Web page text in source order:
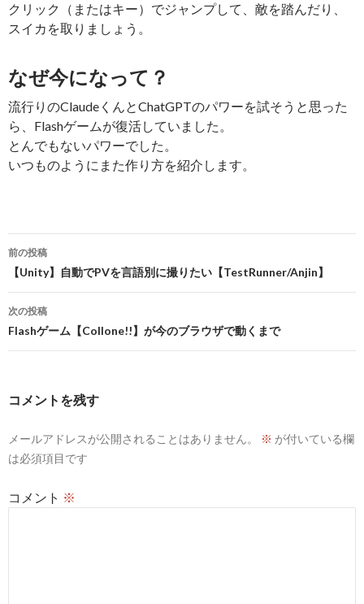
クリック（またはキー）でジャンプして、敵を踏んだり、
スイカを取りましょう。
なぜ今になって？
流行りのClaudeくんとChatGPTのパワーを試そうと思った
ら、Flashゲームが復活していました。
とんでもないパワーでした。
いつものようにまた作り方を紹介します。
投
稿
ナ
ビ
ゲ
ョ
前の投稿
【Unity】自動でPVを言語別に撮りたい【TestRunner/Anjin】
次の投稿
Flashゲーム【Collone!!】が今のブラウザで動くまで
コメントを残す
メールアドレスが公開されることはありません。 ※ が付いている欄
は必須項目です
コメント ※